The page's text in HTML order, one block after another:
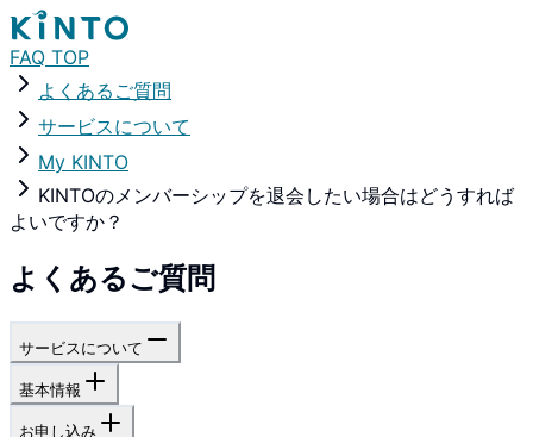
FAQ TOP
よくあるご質問
サービスについて
My KINTO
KINTOのメンバーシップを退会したい場合はどうすれば
よいですか？
よくあるご質問
サービスについて
基本情報
お申し込み